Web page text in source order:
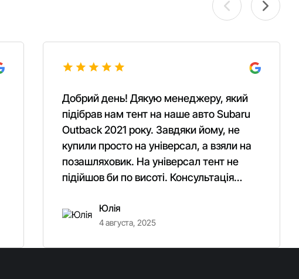
Добрий день! Дякую менеджеру, який
підібрав нам тент на наше авто Subaru
Outback 2021 року. Завдяки йому, не
купили просто на універсал, а взяли на
позашляховик. На універсал тент не
підійшов би по висоті. Консультація
якісна. Ще раз Дякую.
Юлія
4 августа, 2025